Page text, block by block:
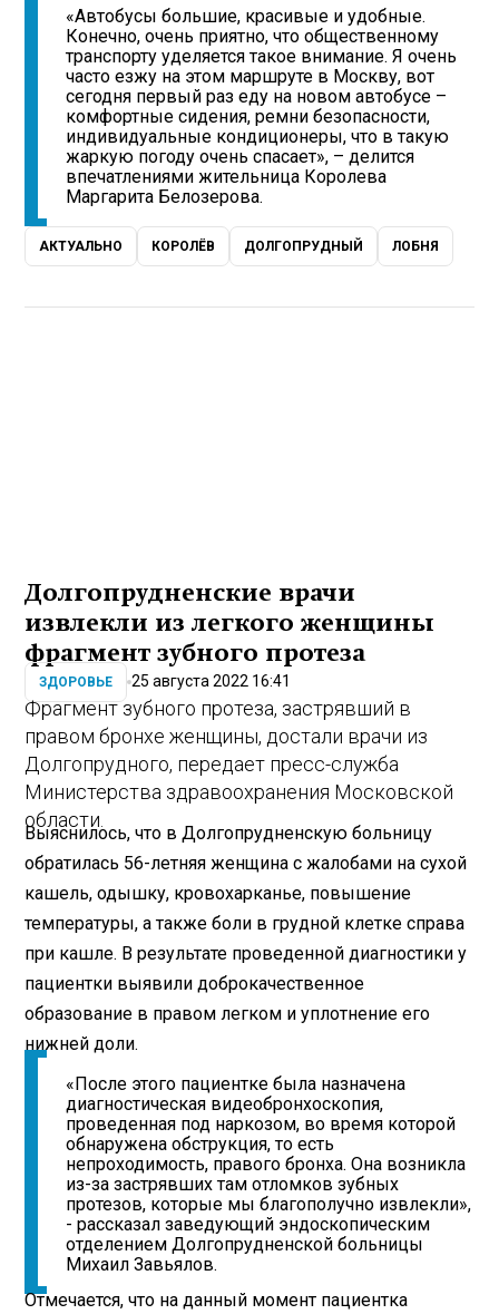
«Автобусы большие, красивые и удобные.
Конечно, очень приятно, что общественному
транспорту уделяется такое внимание. Я очень
часто езжу на этом маршруте в Москву, вот
сегодня первый раз еду на новом автобусе –
комфортные сидения, ремни безопасности,
индивидуальные кондиционеры, что в такую
жаркую погоду очень спасает», – делится
впечатлениями жительница Королева
Маргарита Белозерова.
АКТУАЛЬНО КОРОЛЁВ ДОЛГОПРУДНЫЙ ЛОБНЯ
Долгопрудненские врачи
извлекли из легкого женщины
фрагмент зубного протеза
ЗДОРОВЬЕ 25 августа 2022 16:41
Фрагмент зубного протеза, застрявший в
правом бронхе женщины, достали врачи из
Долгопрудного, передает пресс-служба
Министерства здравоохранения Московской
области.
Выяснилось, что в Долгопрудненскую больницу
обратилась 56-летняя женщина с жалобами на сухой
кашель, одышку, кровохарканье, повышение
температуры, а также боли в грудной клетке справа
при кашле. В результате проведенной диагностики у
пациентки выявили доброкачественное
образование в правом легком и уплотнение его
нижней доли.
«После этого пациентке была назначена
диагностическая видеобронхоскопия,
проведенная под наркозом, во время которой
обнаружена обструкция, то есть
непроходимость, правого бронха. Она возникла
из-за застрявших там отломков зубных
протезов, которые мы благополучно извлекли»,
- рассказал заведующий эндоскопическим
отделением Долгопрудненской больницы
Михаил Завьялов.
Отмечается, что на данный момент пациентка